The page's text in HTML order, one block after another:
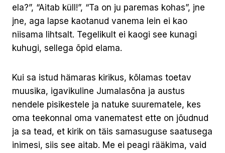
ela?”, “Aitab küll!”, “Ta on ju paremas kohas”, jne
jne, aga lapse kaotanud vanema lein ei kao
niisama lihtsalt. Tegelikult ei kaogi see kunagi
kuhugi, sellega õpid elama.
Kui sa istud hämaras kirikus, kõlamas toetav
muusika, igavikuline Jumalasõna ja austus
nendele pisikestele ja natuke suurematele, kes
oma teekonnal oma vanematest ette on jõudnud
ja sa tead, et kirik on täis samasuguse saatusega
inimesi, siis see aitab. Me ei peagi rääkima, vaid